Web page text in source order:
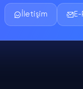
İletişim